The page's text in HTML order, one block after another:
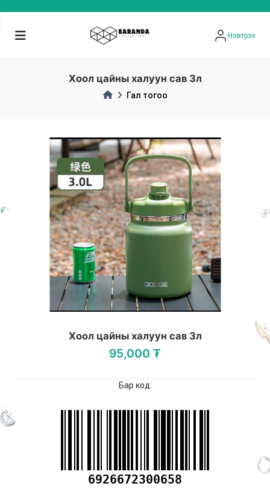
Нэвтрэх
Хоол цайны халуун сав 3л
Гал тогоо
Хоол цайны халуун сав 3л
95,000 ₮
Бар код:
6926672300658